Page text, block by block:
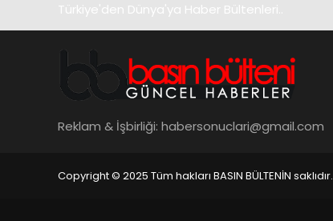
Türkiye'den Dünya'ya Haber Bültenleri..
Reklam & İşbirliği: habersonuclari@gmail.com
Copyright © 2025 Tüm hakları BASIN BÜLTENİN saklıdır.